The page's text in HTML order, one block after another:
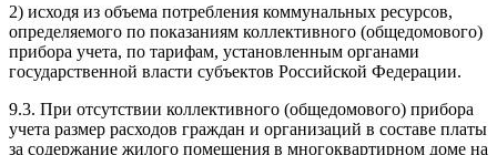
2) исходя из объема потребления коммунальных ресурсов,
определяемого по показаниям коллективного (общедомового)
прибора учета, по тарифам, установленным органами
государственной власти субъектов Российской Федерации.
9.3. При отсутствии коллективного (общедомового) прибора
учета размер расходов граждан и организаций в составе платы
за содержание жилого помещения в многоквартирном доме на